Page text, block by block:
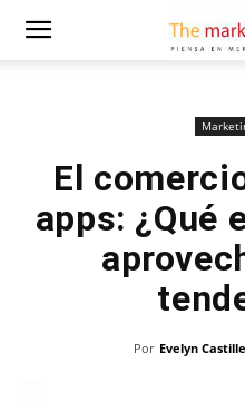
El
apps: ¿Qué
Por Evelyn